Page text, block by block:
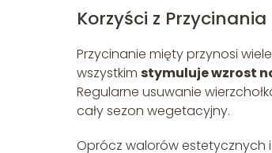
Korzyści z
Przycinanie mięty przynosi
wszystkim stymuluje wzrost
Regularne usuwanie
cały sezon wegetacyjny.
Oprócz walorów estetycznych